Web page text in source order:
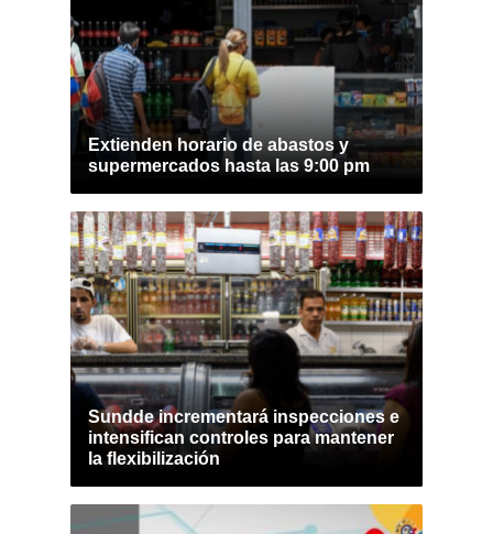
Extienden horario de abastos y
supermercados hasta las 9:00 pm
Sundde incrementará inspecciones e
intensifican controles para mantener
la flexibilización